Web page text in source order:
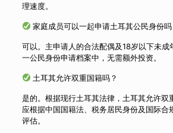
理速度。
家庭成员可以一起申请土耳其公民身份吗
可以。主申请人的合法配偶及18岁以下未成
一公民身份申请档案中，无需额外投资。
土耳其允许双重国籍吗？
是的。根据现行土耳其法律，土耳其允许双
应根据中国国籍法、税务居民身份及国际合
评估。